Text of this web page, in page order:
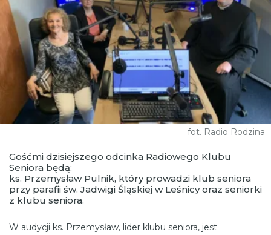
fot. Radio Rodzina
Gośćmi dzisiejszego odcinka Radiowego Klubu
Seniora będą:
ks. Przemysław Pulnik, który prowadzi klub seniora
przy parafii św. Jadwigi Śląskiej w Leśnicy oraz seniorki
z klubu seniora.
W audycji ks. Przemysław, lider klubu seniora, jest